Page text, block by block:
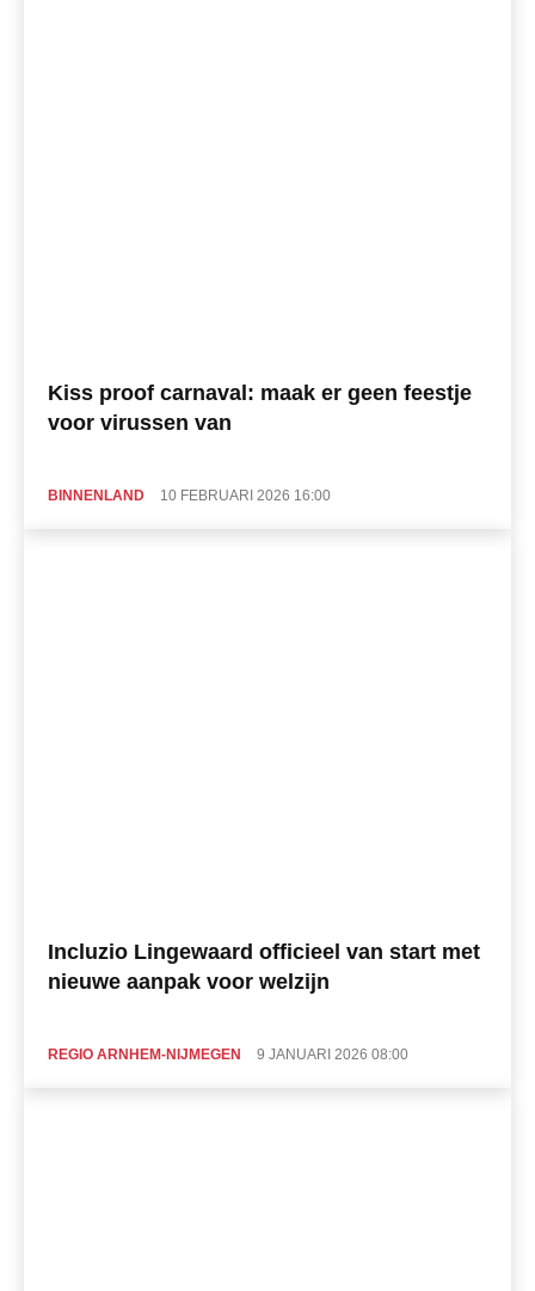
Kiss proof carnaval: maak er geen feestje
voor virussen van
BINNENLAND 10 FEBRUARI 2026 16:00
Incluzio Lingewaard officieel van start met
nieuwe aanpak voor welzijn
REGIO ARNHEM-NIJMEGEN 9 JANUARI 2026 08:00